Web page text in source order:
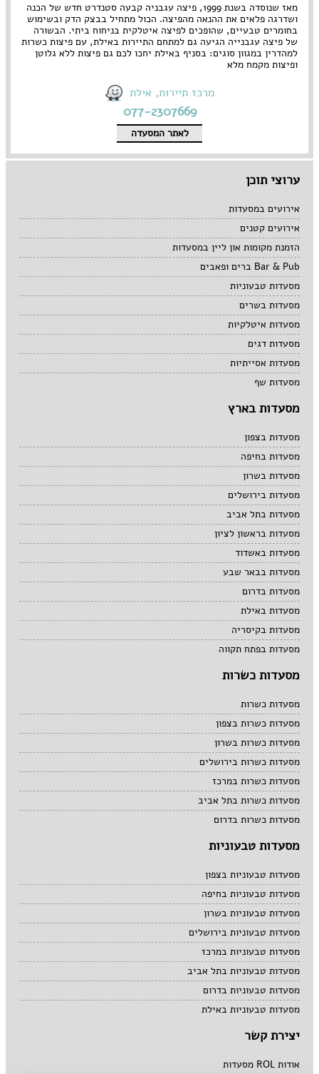
מאז שנוסדה בשנת 1999, פיצה עגבניה קבעה סטנדרט חדש של הכנה
ושדרגה פלאים את ההנאה מהפיצה. הכול מתחיל בבצק הדק ובשימוש
בחומרים טבעיים, שהופכים לפיצה איטלקית בניחוח ביתי. הבשורה
של פיצה עגבנייה הגיעה גם למתחם התיירות באילת, עם פיצות כשרות
למהדרין במגוון סוגים: בסניף באילת יחכו לכם גם פיצות ללא גלוטן
ופיצות מקמח מלא
מרכז תיירות, אילת
077-2307669
לאתר המסעדה
ערוצי תוכן
אירועים במסעדות
אירועים קטנים
הזמנת מקומות און ליין במסעדות
Bar & Pub ברים ופאבים
מסעדות טבעוניות
מסעדות בשרים
מסעדות איטלקיות
מסעדות דגים
מסעדות אסייתיות
מסעדות שף
מסעדות בארץ
מסעדות בצפון
מסעדות בחיפה
מסעדות בשרון
מסעדות בירושלים
מסעדות בתל אביב
מסעדות בראשון לציון
מסעדות באשדוד
מסעדות בבאר שבע
מסעדות בדרום
מסעדות באילת
מסעדות בקיסריה
מסעדות בפתח תקווה
מסעדות כשרות
מסעדות כשרות
מסעדות כשרות בצפון
מסעדות כשרות בשרון
מסעדות כשרות בירושלים
מסעדות כשרות במרכז
מסעדות כשרות בתל אביב
מסעדות כשרות בדרום
מסעדות טבעוניות
מסעדות טבעוניות בצפון
מסעדות טבעוניות בחיפה
מסעדות טבעוניות בשרון
מסעדות טבעוניות בירושלים
מסעדות טבעוניות במרכז
מסעדות טבעוניות בתל אביב
מסעדות טבעוניות בדרום
מסעדות טבעוניות באילת
יצירת קשר
אודות ROL מסעדות